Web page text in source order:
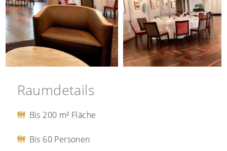
Raumdetails
Bis 200 m² Fläche
Bis 60 Personen